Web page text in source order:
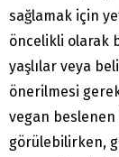
sağlamak için
öncelikli olarak
yaşlılar veya
önerilmesi
vegan
görülebilirken,